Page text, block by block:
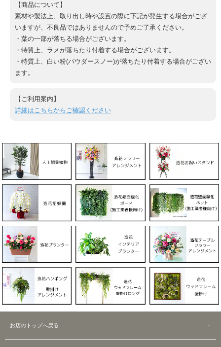
【商品について】
素材や製法上、取り出し時や設置の際に下記が発生する場合がござ
いますが、不良品ではありませんので予めご了承ください。
・葉の一部が落ちる場合がございます。
・特質上、ラメが落ちたり付着する場合がございます。
・特質上、白い粉(パウダースノー)が落ちたり付着する場合がござい
ます。
【ご利用案内】
詳細はこちらからご確認ください
お店のトップへ戻る